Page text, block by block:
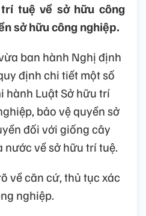
tuệ về sở hữu công
sở hữu công nghiệp.
ban hành Nghị định
định chi tiết một số
hành Luật Sở hữu trí
bảo vệ quyền sở
đối với giống cây
về sở hữu trí tuệ.
về căn cứ, thủ tục xác
nghiệp.